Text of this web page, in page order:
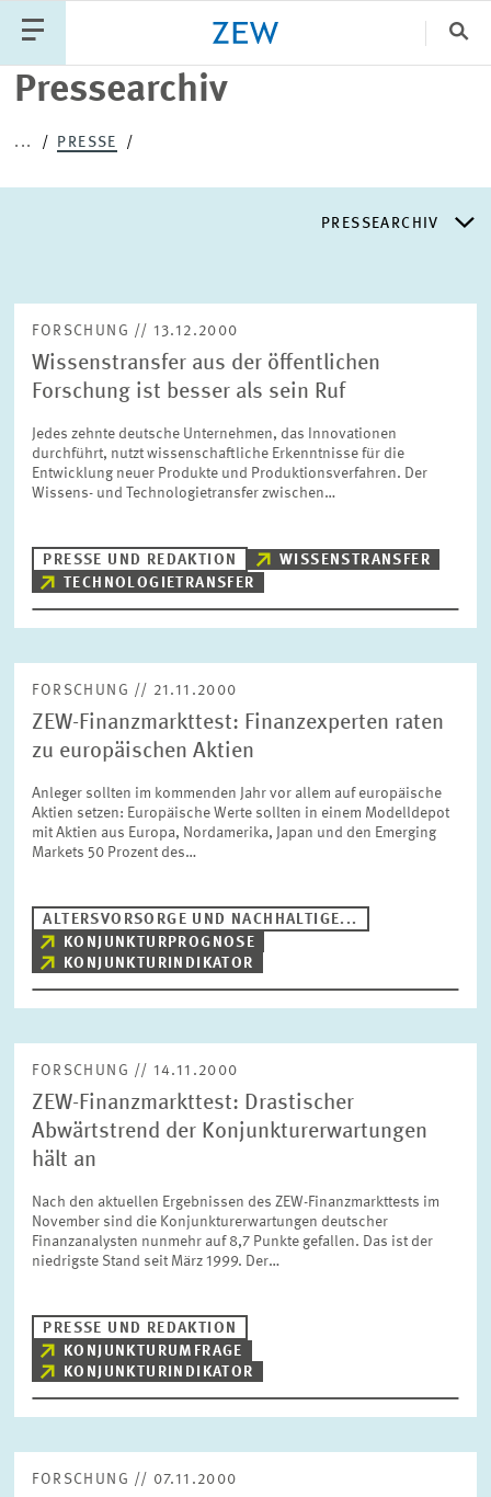
Pressearchiv
... PRESSE
PRESSEARCHIV
PRESSEVERTEILER
EXPERTENLISTE
JAHRESBERICHT
FORSCHUNG // 13.12.2000
Wissenstransfer aus der öffentlichen
Forschung ist besser als sein Ruf
Jedes zehnte deutsche Unternehmen, das Innovationen
durchführt, nutzt wissenschaftliche Erkenntnisse für die
Entwicklung neuer Produkte und Produktionsverfahren. Der
Wissens- und Technologietransfer zwischen…
PRESSE UND REDAKTION
WISSENSTRANSFER
TECHNOLOGIETRANSFER
FORSCHUNG // 21.11.2000
ZEW-Finanzmarkttest: Finanzexperten raten
zu europäischen Aktien
Anleger sollten im kommenden Jahr vor allem auf europäische
Aktien setzen: Europäische Werte sollten in einem Modelldepot
mit Aktien aus Europa, Nordamerika, Japan und den Emerging
Markets 50 Prozent des…
ALTERSVORSORGE UND NACHHALTIGE...
KONJUNKTURPROGNOSE
KONJUNKTURINDIKATOR
FORSCHUNG // 14.11.2000
ZEW-Finanzmarkttest: Drastischer
Abwärtstrend der Konjunkturerwartungen
hält an
Nach den aktuellen Ergebnissen des ZEW-Finanzmarkttests im
November sind die Konjunkturerwartungen deutscher
Finanzanalysten nunmehr auf 8,7 Punkte gefallen. Das ist der
niedrigste Stand seit März 1999. Der…
PRESSE UND REDAKTION
KONJUNKTURUMFRAGE
KONJUNKTURINDIKATOR
FORSCHUNG // 07.11.2000